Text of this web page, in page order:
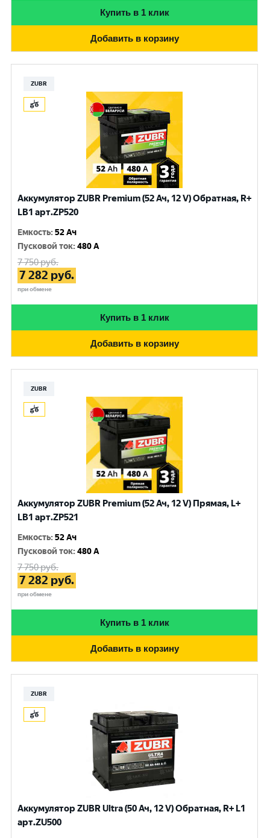
Купить в 1 клик
Добавить в корзину
ZUBR
Аккумулятор ZUBR Premium (52 Ач, 12 V) Обратная, R+
LB1 арт.ZP520
Емкость:52 Ач
Пусковой ток:480 A
7 750руб.
7 282 руб.
при обмене
Купить в 1 клик
Добавить в корзину
ZUBR
Аккумулятор ZUBR Premium (52 Ач, 12 V) Прямая, L+
LB1 арт.ZP521
Емкость:52 Ач
Пусковой ток:480 A
7 750руб.
7 282 руб.
при обмене
Купить в 1 клик
Добавить в корзину
ZUBR
Аккумулятор ZUBR Ultra (50 Ач, 12 V) Обратная, R+ L1
арт.ZU500